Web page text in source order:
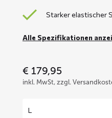
Starker elastischer
Alle Spezifikationen
€ 179,95
inkl. MwSt, zzgl.